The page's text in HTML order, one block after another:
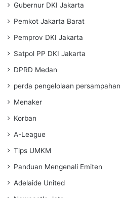
Gubernur DKI Jakarta
Pemkot Jakarta Barat
Pemprov DKI Jakarta
Satpol PP DKI Jakarta
DPRD Medan
perda pengelolaan persampahan
Menaker
Korban
A-League
Tips UMKM
Panduan Mengenali Emiten
Adelaide United